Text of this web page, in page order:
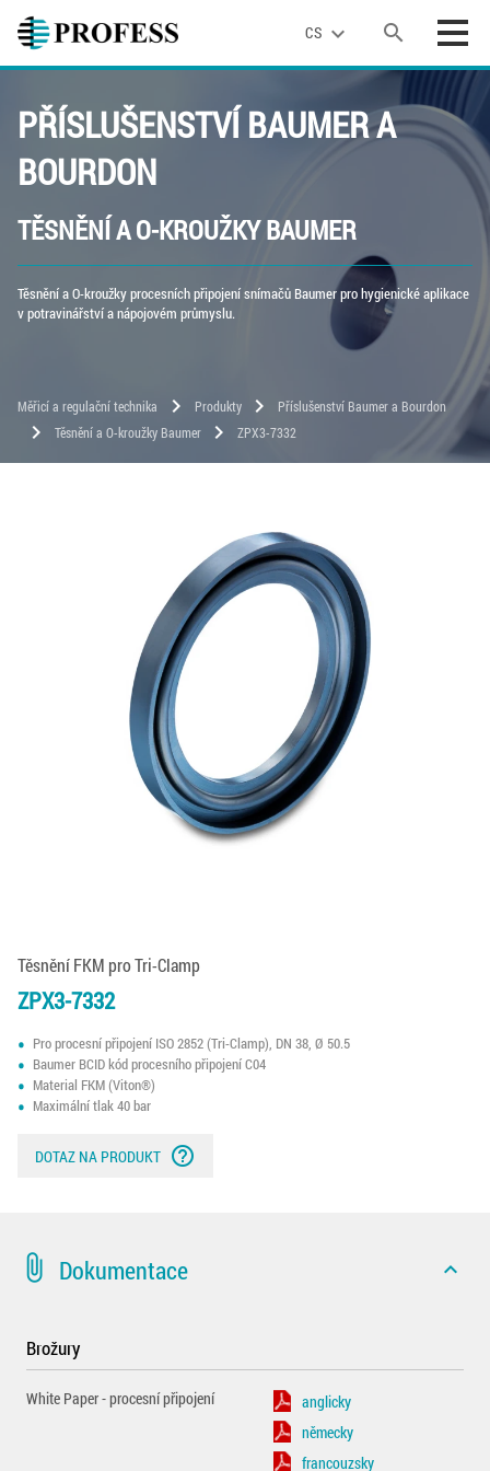
CS expand_more search
PŘÍSLUŠENSTVÍ BAUMER A
BOURDON
TĚSNĚNÍ A O-KROUŽKY BAUMER
Těsnění a O-kroužky procesních připojení snímačů Baumer pro hygienické aplikace
v potravinářství a nápojovém průmyslu.
Měřicí a regulační technika chevron_right Produkty chevron_right Příslušenství Baumer a Bourdon
chevron_right Těsnění a O-kroužky Baumer chevron_right ZPX3-7332
Těsnění FKM pro Tri-Clamp
ZPX3-7332
Pro procesní připojení ISO 2852 (Tri-Clamp), DN 38, Ø 50.5
Baumer BCID kód procesního připojení C04
Material FKM (Viton®)
Maximální tlak 40 bar
DOTAZ NA PRODUKT help_outline
attach_file Dokumentace expand_less
Brožury
White Paper - procesní připojení
anglicky
německy
francouzsky